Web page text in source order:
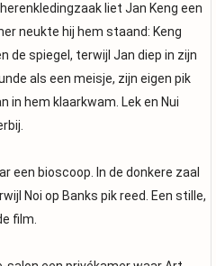
liet Jan Keng een
neukte hij hem staand: Keng
de spiegel, terwijl Jan diep in zijn
als een meisje, zijn eigen pik
in hem klaarkwam. Lek en Nui
een bioscoop. In de donkere zaal
Noi op Banks pik reed. Een stille,
film.